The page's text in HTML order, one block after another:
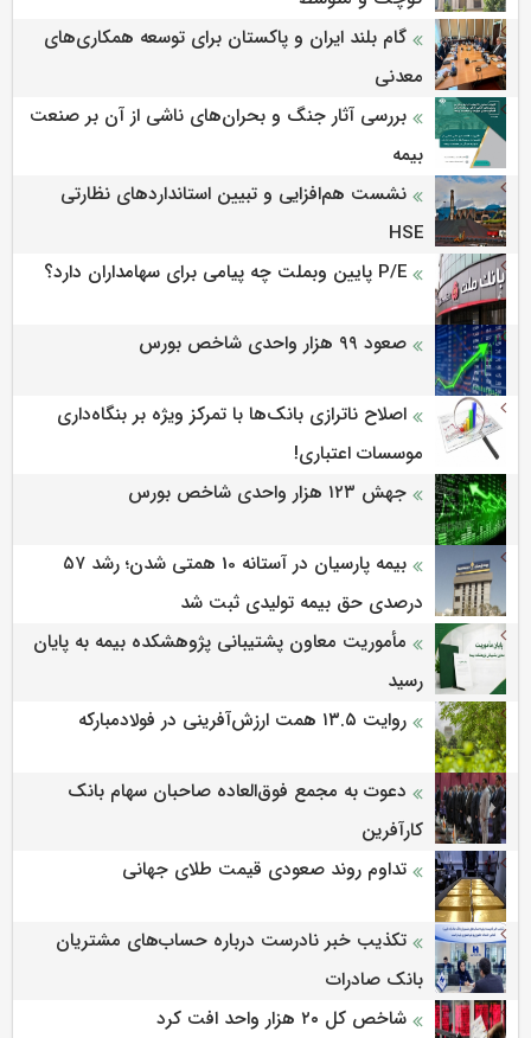
گام بلند ایران و پاکستان برای توسعه همکاری‌های
معدنی
بررسی آثار جنگ و بحران‌های ناشی از آن بر صنعت
بیمه
نشست هم‌افزایی و تبیین استانداردهای نظارتی
HSE
P/E پایین وبملت چه پیامی برای سهامداران دارد؟
صعود ۹۹ هزار واحدی شاخص بورس
اصلاح ناترازی بانک‌ها با تمرکز ویژه بر بنگاه‌داری
موسسات اعتباری!
جهش ۱۲۳ هزار واحدی شاخص بورس
بیمه پارسیان در آستانه 10 همتی شدن؛ رشد ۵۷
درصدی حق بیمه تولیدی ثبت شد
مأموریت معاون پشتیبانی پژوهشكده بیمه به پایان
رسید
روایت ۱۳.۵ همت ارزش‌آفرینی در فولادمبارکه
دعوت به مجمع فوق‌العاده صاحبان سهام بانک
کارآفرین
تداوم روند صعودی قیمت طلای جهانی
تکذیب خبر نادرست درباره حساب‌های مشتریان
بانک صادرات
شاخص کل ۲۰ هزار واحد افت کرد